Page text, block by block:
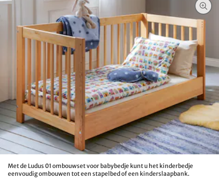
Met de Ludus 01 ombouwset voor babybedje kunt u het kinderbedje
eenvoudig ombouwen tot een stapelbed of een kinderslaapbank.